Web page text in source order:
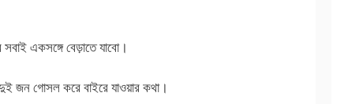
একসঙ্গে বেড়াতে যাবো।
জন গোসল করে বাইরে যাওয়ার কথা।